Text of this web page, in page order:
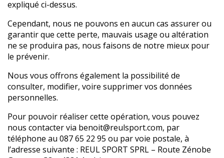
expliqué ci-dessus.
Cependant, nous ne pouvons en aucun cas assurer ou
garantir que cette perte, mauvais usage ou altération
ne se produira pas, nous faisons de notre mieux pour
le prévenir.
Nous vous offrons également la possibilité de
consulter, modifier, voire supprimer vos données
personnelles.
Pour pouvoir réaliser cette opération, vous pouvez
nous contacter via benoit@reulsport.com, par
téléphone au 087 65 22 95 ou par voie postale, à
l’adresse suivante : REUL SPORT SPRL – Route Zénobe